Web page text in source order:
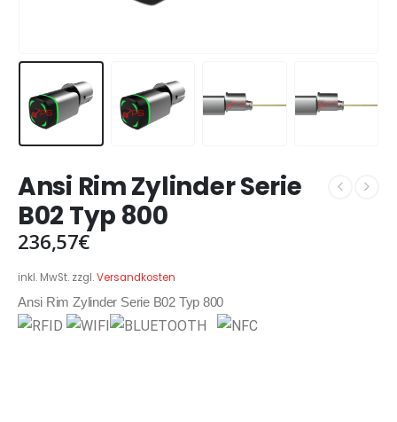
Ansi Rim Zylinder Serie
B02 Typ 800
236,57€
inkl. MwSt. zzgl.Versandkosten
Ansi Rim Zylinder Serie B02 Typ 800